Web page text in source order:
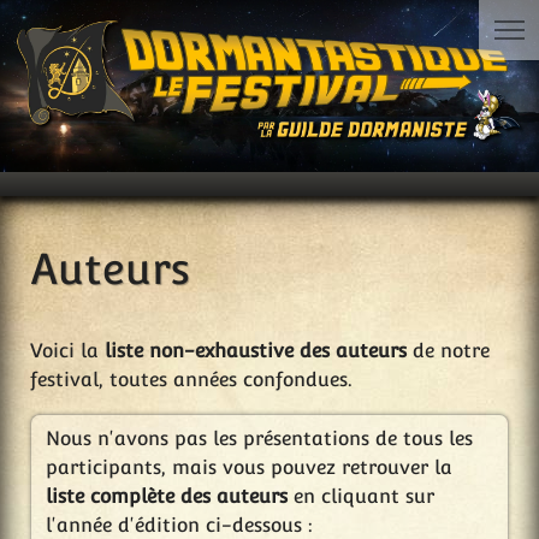
Auteurs
Voici la liste non-exhaustive des auteursde notre
festival, toutes années confondues.
Nous n'avons pas les présentations de tous les
participants, mais vous pouvez retrouver la
liste complète des auteursen cliquant sur
l'année d'édition ci-dessous :